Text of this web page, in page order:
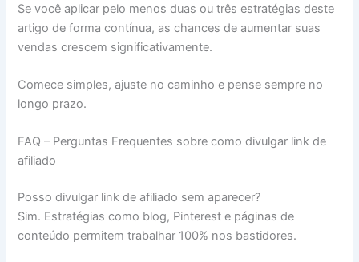
Se você aplicar pelo menos duas ou três estratégias deste
artigo de forma contínua, as chances de aumentar suas
vendas crescem significativamente.
Comece simples, ajuste no caminho e pense sempre no
longo prazo.
FAQ – Perguntas Frequentes sobre como divulgar link de
afiliado
Posso divulgar link de afiliado sem aparecer?
Sim. Estratégias como blog, Pinterest e páginas de
conteúdo permitem trabalhar 100% nos bastidores.